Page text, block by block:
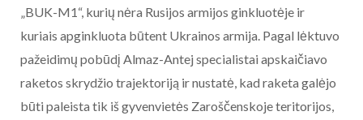
„BUK-M1“, kurių nėra Rusijos armijos ginkluotėje ir
kuriais apginkluota būtent Ukrainos armija. Pagal lėktuvo
pažeidimų pobūdį Almaz-Antej specialistai apskaičiavo
raketos skrydžio trajektoriją ir nustatė, kad raketa galėjo
būti paleista tik iš gyvenvietės Zaroščenskoje teritorijos,